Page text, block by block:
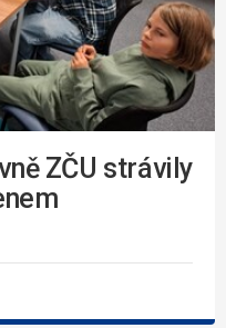
ZČU strávily